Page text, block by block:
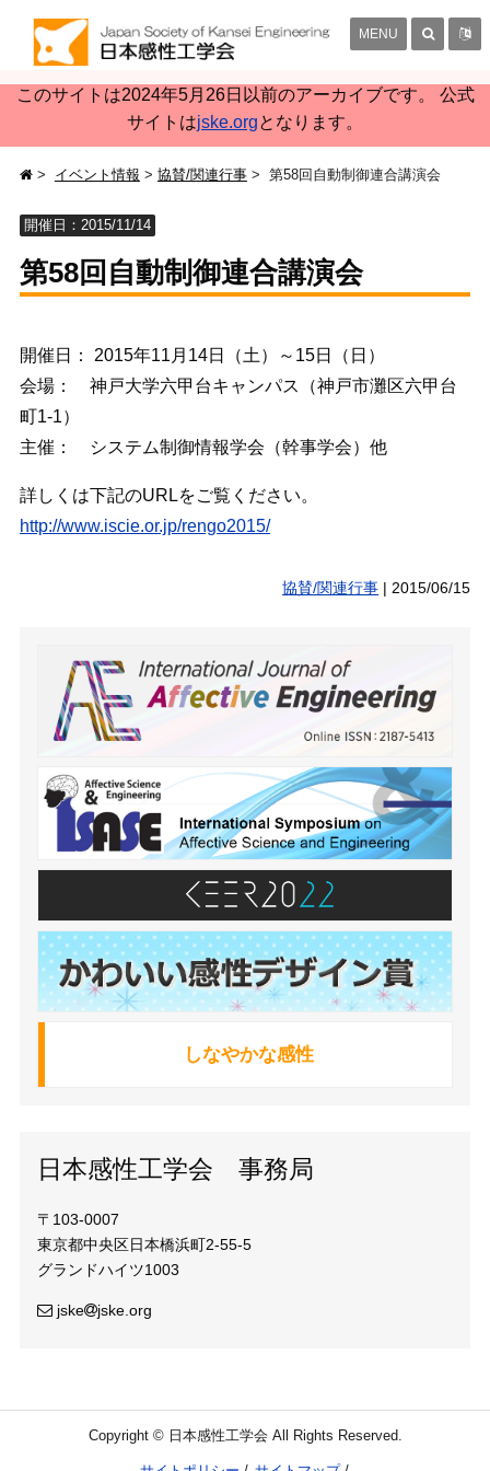
このサイトは2024年5月26日以前のアーカイブです。 公式
サイトはjske.orgとなります。
MENU
イベント情報 協賛/関連行事 第58回自動制御連合講演会
開催日：2015/11/14
第58回自動制御連合講演会
開催日： 2015年11月14日（土）～15日（日）
会場： 神戸大学六甲台キャンパス（神戸市灘区六甲台
町1-1）
主催： システム制御情報学会（幹事学会）他
詳しくは下記のURLをご覧ください。
http://www.iscie.or.jp/rengo2015/
協賛/関連行事 |2015/06/15
しなやかな感性
日本感性工学会 事務局
〒103-0007
東京都中央区日本橋浜町2-55-5
グランドハイツ1003
jske jske.org
Copyright © 日本感性工学会 All Rights Reserved.